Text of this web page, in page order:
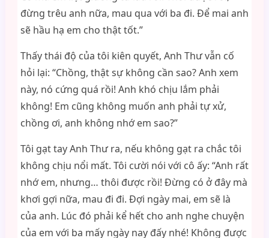
đừng trêu anh nữa, mau qua với ba đi. Để mai anh
sẽ hầu hạ em cho thật tốt.”
Thấy thái độ của tôi kiên quyết, Anh Thư vẫn cố
hỏi lại: “Chồng, thật sự không cần sao? Anh xem
này, nó cứng quá rồi! Anh khó chịu lắm phải
không! Em cũng không muốn anh phải tự xử,
chồng ơi, anh không nhớ em sao?”
Tôi gạt tay Anh Thư ra, nếu không gạt ra chắc tôi
không chịu nổi mất. Tôi cười nói với cô ấy: “Anh rất
nhớ em, nhưng… thôi được rồi! Đừng có ở đây mà
khơi gợi nữa, mau đi đi. Đợi ngày mai, em sẽ là
của anh. Lúc đó phải kể hết cho anh nghe chuyện
của em với ba mấy ngày nay đấy nhé! Không được